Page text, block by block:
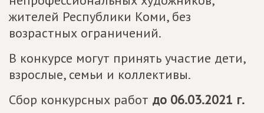
жителей Республики Коми, без
возрастных ограничений.
В конкурсе могут принять участие дети,
взрослые, семьи и коллективы.
Сбор конкурсных работ до 06.03.2021 г.